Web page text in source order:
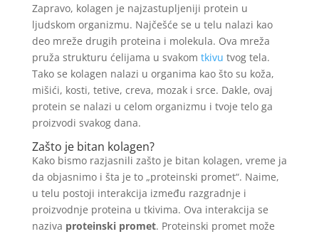
Zapravo, kolagen je najzastupljeniji protein u
ljudskom organizmu. Najčešće se u telu nalazi kao
deo mreže drugih proteina i molekula. Ova mreža
pruža strukturu ćelijama u svakom tkivu tvog tela.
Tako se kolagen nalazi u organima kao što su koža,
mišići, kosti, tetive, creva, mozak i srce. Dakle, ovaj
protein se nalazi u celom organizmu i tvoje telo ga
proizvodi svakog dana.
Zašto je bitan kolagen?
Kako bismo razjasnili zašto je bitan kolagen, vreme ja
da objasnimo i šta je to „proteinski promet“. Naime,
u telu postoji interakcija između razgradnje i
proizvodnje proteina u tkivima. Ova interakcija se
naziva proteinski promet. Proteinski promet može